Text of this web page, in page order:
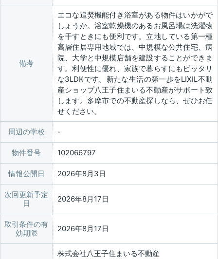
備考
エコな追焚機能付き浴室がある物件はいかがで
しょうか。浴室乾燥機のあるお風呂場は洗濯物
を干すときにも便利です。立地している第一種
高層住居専用地域では、中規模な公共住宅、病
院、大学と中規模店舗を建設することができま
す。利便性に優れ、家族で暮らすにもピッタリ
な3LDKです。新たな生活の第一歩をLIXIL不動
産ショップ八王子住まいる不動産がサポート致
します。多摩市での不動産探しなら、ぜひお任
せください。
周辺の学校
物件番号 102066797
情報公開日 2026年8月3日
次回更新予定
日
2026年8月17日
取引条件の有
効期限
2026年8月17日
株式会社八王子住まいる不動産